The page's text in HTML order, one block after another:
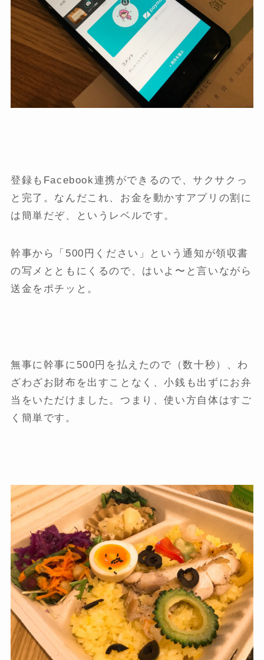
登録もFacebook連携ができるので、サクサクっ
と完了。なんだこれ、お金を動かすアプリの割に
は簡単だぞ、というレベルです。
幹事から「500円ください」という通知が領収書
の写メとともにくるので、はいよ〜と言いながら
送金をポチッと。
無事に幹事に500円を払えたので（数十秒）、わ
ざわざお財布を出すことなく、小銭も出ずにお弁
当をいただけました。つまり、使い方自体はすご
く簡単です。